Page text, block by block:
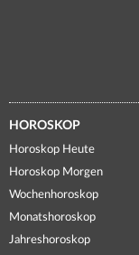
HOROSKOP
Horoskop Heute
Horoskop Morgen
Wochenhoroskop
Monatshoroskop
Jahreshoroskop